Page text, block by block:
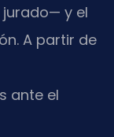
y el
A partir de
ante el